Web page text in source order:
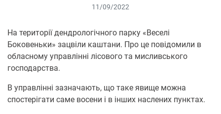
11/09/2022
На території дендрологічного парку «Веселі
Боковеньки» зацвіли каштани. Про це повідомили в
обласному управлінні лісового та мисливського
господарства.
В управлінні зазначають, що таке явище можна
спостерігати саме восени і в інших наслених пунктах.